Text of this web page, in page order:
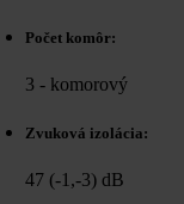
Počet komôr:
3 - komorový
Zvuková izolácia:
47 (-1,-3) dB